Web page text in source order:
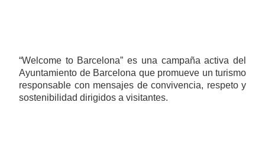
“Welcome to Barcelona” es una campaña activa del
Ayuntamiento de Barcelona que promueve un turismo
responsable con mensajes de convivencia, respeto y
sostenibilidad dirigidos a visitantes.